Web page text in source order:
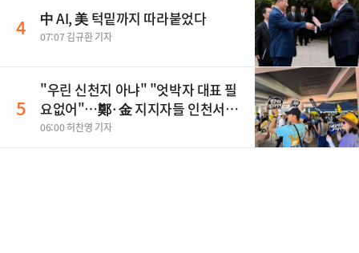
4 中 AI, 美 턱밑까지 따라붙었다
07:07 김규환 기자
5
"우린 신천지 아냐" "엇박자 대표 필
요없어"…鄭·金 지지자들 인천서
'격돌'
06:00 허찬영 기자